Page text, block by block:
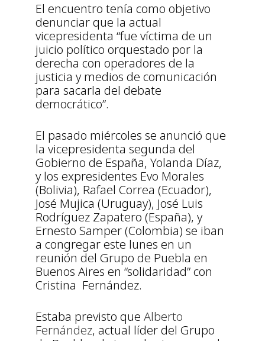
El encuentro tenía como objetivo
denunciar que la actual
vicepresidenta “fue víctima de un
juicio político orquestado por la
derecha con operadores de la
justicia y medios de comunicación
para sacarla del debate
democrático”.
El pasado miércoles se anunció que
la vicepresidenta segunda del
Gobierno de España, Yolanda Díaz,
y los expresidentes Evo Morales
(Bolivia), Rafael Correa (Ecuador),
José Mujica (Uruguay), José Luis
Rodríguez Zapatero (España), y
Ernesto Samper (Colombia) se iban
a congregar este lunes en un
reunión del Grupo de Puebla en
Buenos Aires en “solidaridad” con
Cristina Fernández.
Estaba previsto que Alberto
Fernández, actual líder del Grupo